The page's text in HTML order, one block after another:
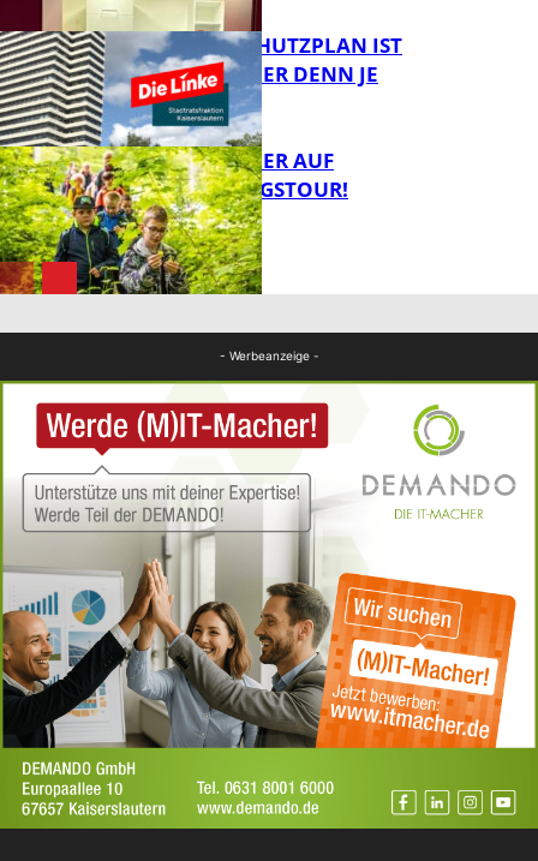
FB Gesundheit
FB News
EIN HITZESCHUTZPLAN IST
NOTWENDIGER DENN JE
MIT DEM JÄGER AUF
ENTDECKUNGSTOUR!
- Werbeanzeige -